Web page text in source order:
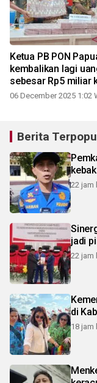
Ketua PB PON
kembalikan lagi
sebesar Rp5 miliar
06 December 2025 1:02
Berita
22 jam
jadi
22 jam
di
18 jam